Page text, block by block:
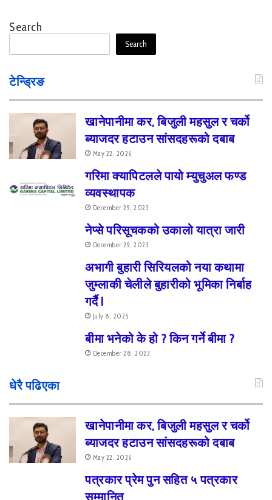
Search
Search
टेन्ड्रिङ
खानेपानीमा कर, बिजुली महसुल र चर्को
ब्याजदर हटाउन सांसदहरूको दबाब
May 22, 2026
गरिमा क्यापिटलले पायो म्युचुअल फण्ड
व्यवस्थापक
December 29, 2023
नेप्से परिसूचकको उकालो यात्रा जारी
December 29, 2023
अभागी बुहारी सिरियलको नया कथामा
जुम्लाकी चेलीले बुहारीको भूमिका निर्बाह
गर्दै I
July 8, 2025
बीमा भनेको के हो ? किन गर्ने बीमा ?
December 28, 2023
धेरै पढिएका
खानेपानीमा कर, बिजुली महसुल र चर्को
ब्याजदर हटाउन सांसदहरूको दबाब
May 22, 2026
पत्रकार प्रेम पुन सहित ५ पत्रकार
सम्मानित